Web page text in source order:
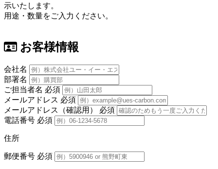
示いたします。
用途・数量をご入力ください。
お客様情報
会社名
部署名
ご担当者名 必須
メールアドレス 必須
メールアドレス（確認用） 必須
電話番号 必須
住所
郵便番号 必須